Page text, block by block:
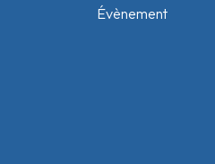
Évènement